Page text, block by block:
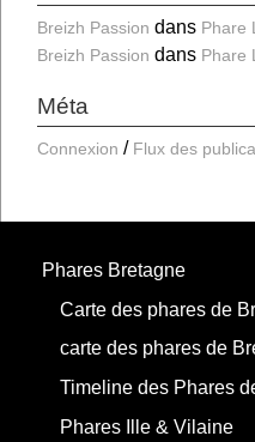
Breizh Passion dans Phare
Breizh Passion dans Phare
Méta
Connexion Flux des
Phares Bretagne
Carte des phares de
carte des phares de
Timeline des Phares
Phares Ille & Vilaine